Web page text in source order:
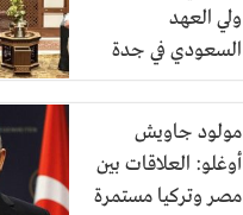
ولي العهد
السعودي في جدة
مولود جاويش
أوغلو: العلاقات بين
مصر وتركيا مستمرة